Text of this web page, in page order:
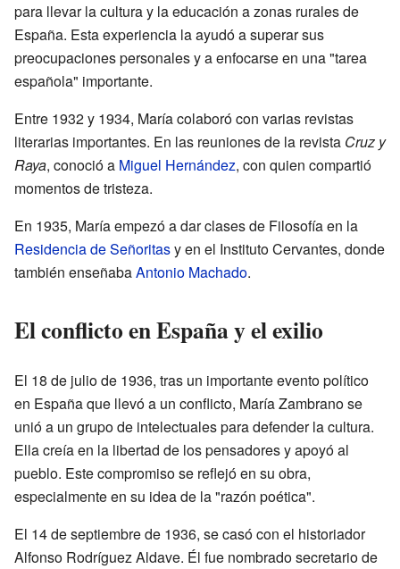
para llevar la cultura y la educación a zonas rurales de
España. Esta experiencia la ayudó a superar sus
preocupaciones personales y a enfocarse en una "tarea
española" importante.
Entre 1932 y 1934, María colaboró con varias revistas
literarias importantes. En las reuniones de la revista Cruz y
Raya, conoció a Miguel Hernández, con quien compartió
momentos de tristeza.
En 1935, María empezó a dar clases de Filosofía en la
Residencia de Señoritasy en el Instituto Cervantes, donde
también enseñabaAntonio Machado.
El conflicto en España y el exilio
El 18 de julio de 1936, tras un importante evento político
en España que llevó a un conflicto, María Zambrano se
unió a un grupo de intelectuales para defender la cultura.
Ella creía en la libertad de los pensadores y apoyó al
pueblo. Este compromiso se reflejó en su obra,
especialmente en su idea de la "razón poética".
El 14 de septiembre de 1936, se casó con el historiador
Alfonso Rodríguez Aldave. Él fue nombrado secretario de